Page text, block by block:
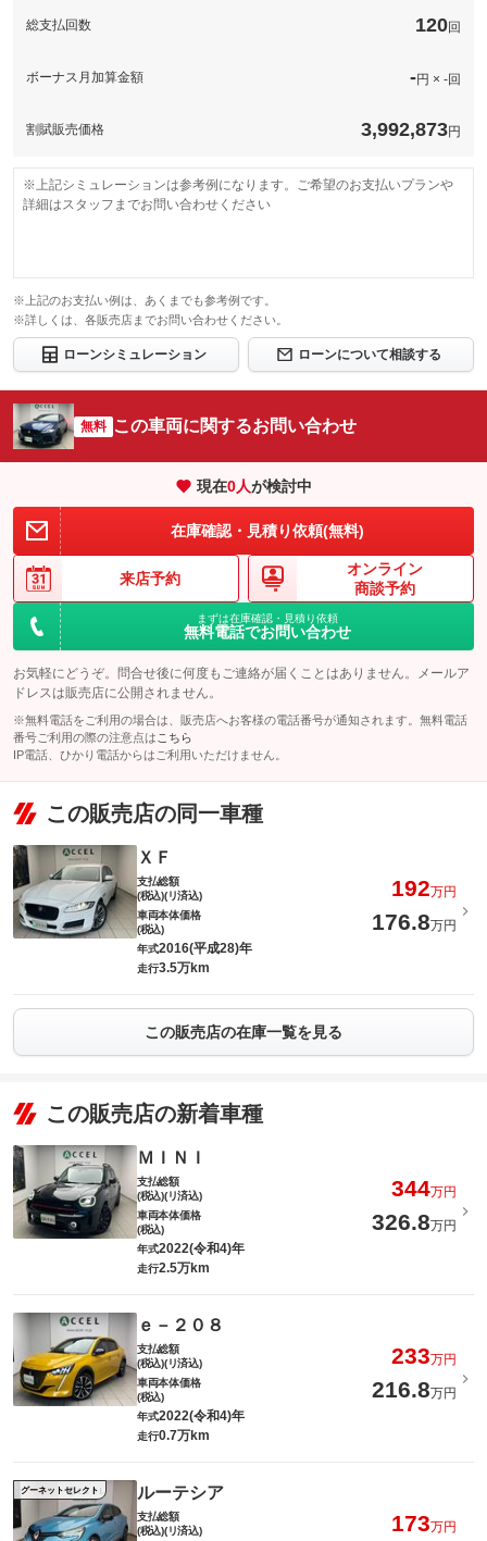
総支払回数 120回
ボーナス月加算金額 -円 × -回
割賦販売価格 3,992,873円
※上記シミュレーションは参考例になります。ご希望のお支払いプランや
詳細はスタッフまでお問い合わせください
※上記のお支払い例は、あくまでも参考例です。
※詳しくは、各販売店までお問い合わせください。
ローンシミュレーション ローンについて相談する
無料 この車両に関するお問い合わせ
現在0人が検討中
在庫確認・見積り依頼(無料)
来店予約
オンライン
商談予約
まずは在庫確認・見積り依頼
無料電話でお問い合わせ
お気軽にどうぞ。問合せ後に何度もご連絡が届くことはありません。メールア
ドレスは販売店に公開されません。
※無料電話をご利用の場合は、販売店へお客様の電話番号が通知されます。無料電話
番号ご利用の際の注意点は こちら
IP電話、ひかり電話からはご利用いただけません。
この販売店の同一車種
ＸＦ
支払総額
(税込)(リ済込)
192万円
車両本体価格
(税込)
176.8万円
年式2016(平成28)年
走行3.5万km
この販売店の在庫一覧を見る
この販売店の新着車種
ＭＩＮＩ
支払総額
(税込)(リ済込)
344万円
車両本体価格
(税込)
326.8万円
年式2022(令和4)年
走行2.5万km
ｅ－２０８
支払総額
(税込)(リ済込)
233万円
車両本体価格
(税込)
216.8万円
年式2022(令和4)年
走行0.7万km
グーネットセレクト ルーテシア
支払総額
(税込)(リ済込)
173万円